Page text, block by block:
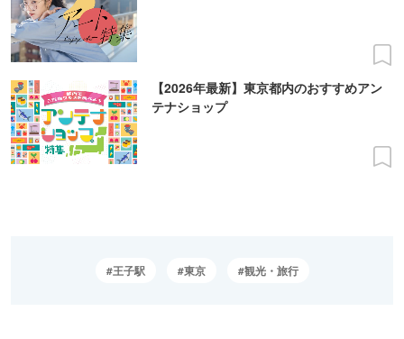
【2026年最新】東京都内のおすすめアン
テナショップ
王子駅 東京 観光・旅行